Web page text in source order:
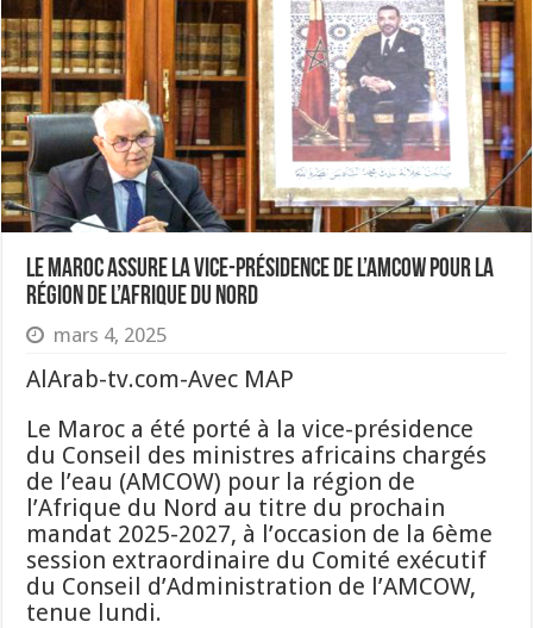
Le Maroc assure la vice-Présidence de l’AMCOW pour la
région de l’Afrique du Nord
mars 4, 2025
AlArab-tv.com-Avec MAP
Le Maroc a été porté à la vice-présidence
du Conseil des ministres africains chargés
de l’eau (AMCOW) pour la région de
l’Afrique du Nord au titre du prochain
mandat 2025-2027, à l’occasion de la 6ème
session extraordinaire du Comité exécutif
du Conseil d’Administration de l’AMCOW,
tenue lundi.